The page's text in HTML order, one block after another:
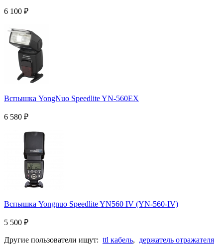
6 100 ₽
Вспышка YongNuo Speedlite YN-560EX
6 580 ₽
Вспышка Yongnuo Speedlite YN560 IV (YN-560-IV)
5 500 ₽
Другие пользователи ищут: ttl кабель, держатель отражателя